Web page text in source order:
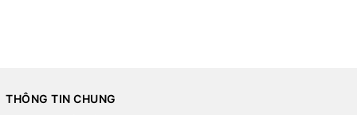
THÔNG TIN CHUNG